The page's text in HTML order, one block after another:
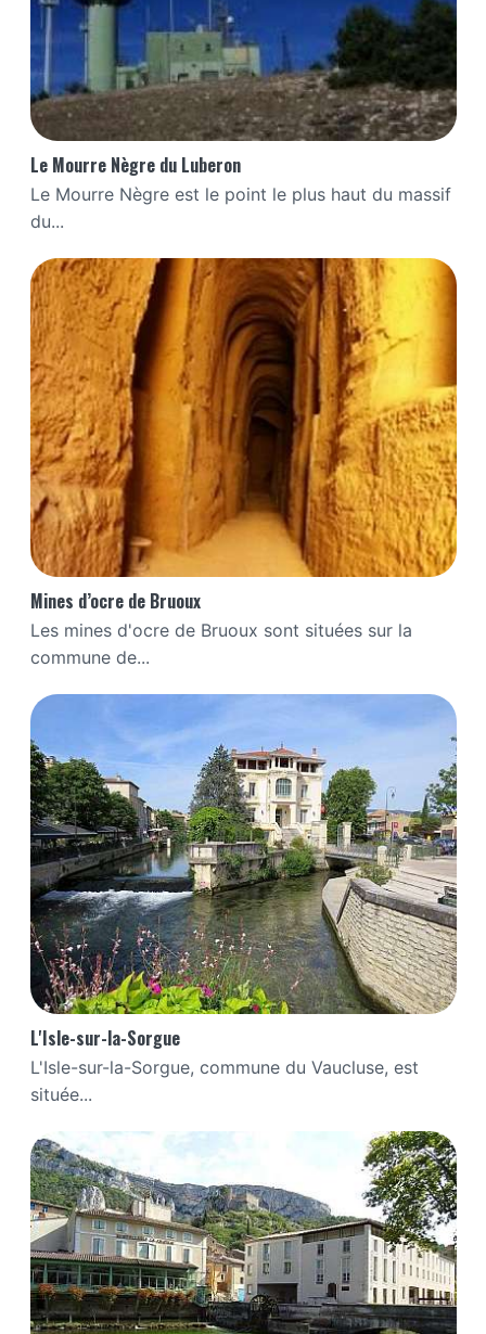
Le Mourre Nègre du Luberon
Le Mourre Nègre est le point le plus haut du massif
du...
Mines d’ocre de Bruoux
Les mines d'ocre de Bruoux sont situées sur la
commune de...
L'Isle-sur-la-Sorgue
L'Isle-sur-la-Sorgue, commune du Vaucluse, est
située...